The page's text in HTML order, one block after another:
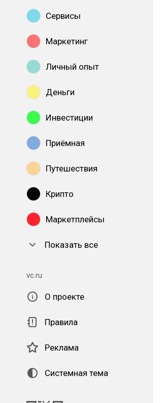
Сервисы
Маркетинг
Личный опыт
Деньги
Инвестиции
Приёмная
Путешествия
Крипто
Маркетплейсы
Показать все
vc.ru
О проекте
Правила
Реклама
Системная тема